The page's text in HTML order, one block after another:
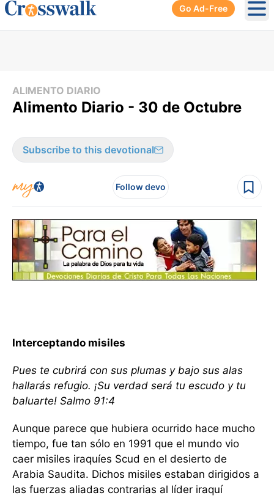
Go Ad-Free
ALIMENTO DIARIO
Alimento Diario - 30 de Octubre
Subscribe to this devotional
Follow devo
Interceptando misiles
Pues te cubrirá con sus plumas y bajo sus alas
hallarás refugio. ¡Su verdad será tu escudo y tu
baluarte! Salmo 91:4
Aunque parece que hubiera ocurrido hace mucho
tiempo, fue tan sólo en 1991 que el mundo vio
caer misiles iraquíes Scud en el desierto de
Arabia Saudita. Dichos misiles estaban dirigidos a
las fuerzas aliadas contrarias al líder iraquí